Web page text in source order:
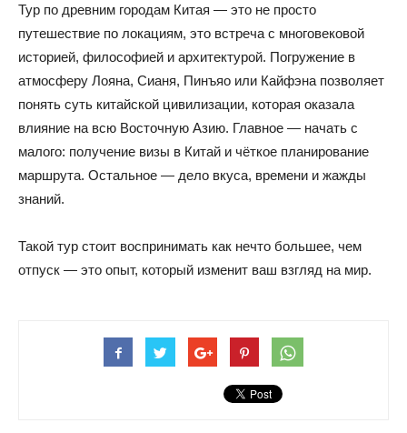
Тур по древним городам Китая — это не просто
путешествие по локациям, это встреча с многовековой
историей, философией и архитектурой. Погружение в
атмосферу Лояна, Сианя, Пинъяо или Кайфэна позволяет
понять суть китайской цивилизации, которая оказала
влияние на всю Восточную Азию. Главное — начать с
малого: получение визы в Китай и чёткое планирование
маршрута. Остальное — дело вкуса, времени и жажды
знаний.
Такой тур стоит воспринимать как нечто большее, чем
отпуск — это опыт, который изменит ваш взгляд на мир.